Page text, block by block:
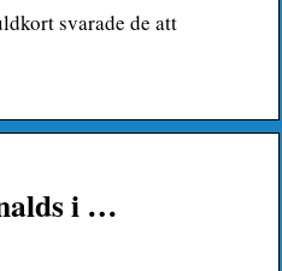
svarade de att
i …